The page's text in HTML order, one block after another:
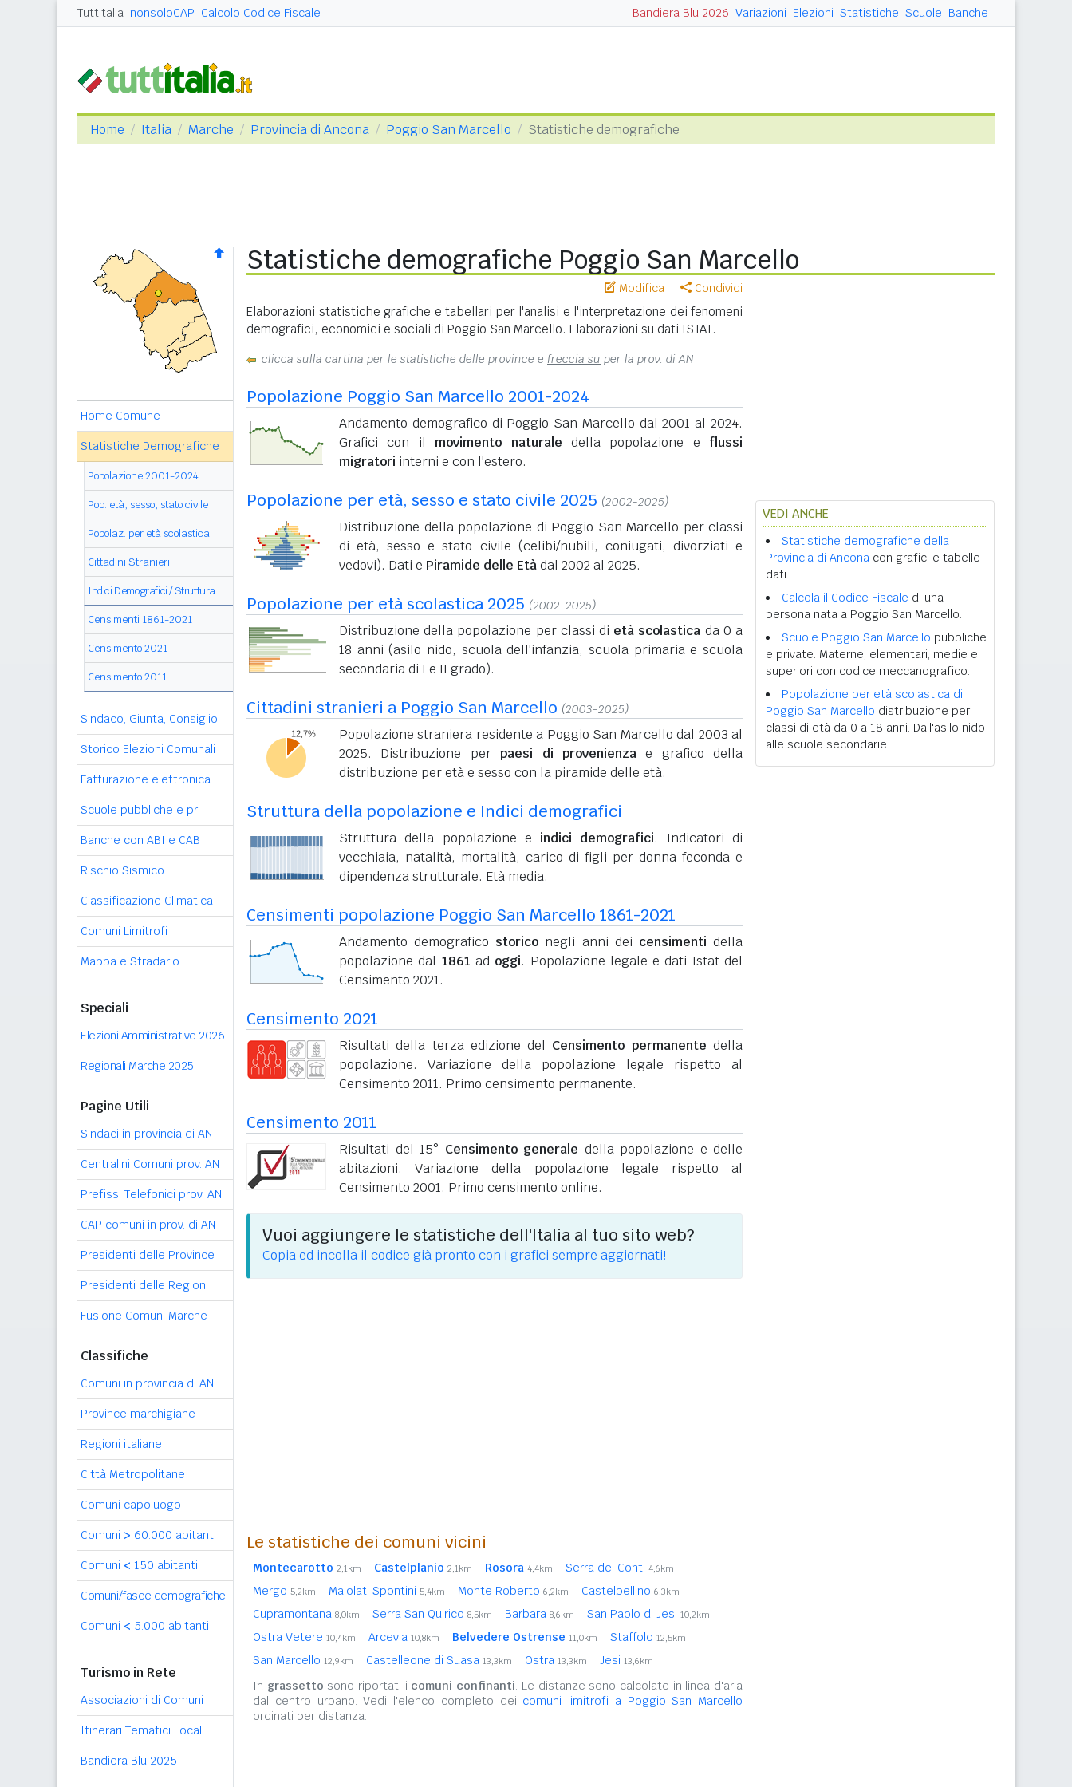
Tuttitalia nonsoloCAP Calcolo Codice Fiscale Bandiera Blu 2026 Variazioni Elezioni Statistiche Scuole Banche
Home Italia Marche Provincia di Ancona Poggio San Marcello Statistiche demografiche
Home Comune
Statistiche Demografiche
Popolazione 2001-2024
Pop. età, sesso, stato civile
Popolaz. per età scolastica
Cittadini Stranieri
Indici Demografici / Struttura
Censimenti 1861-2021
Censimento 2021
Censimento 2011
Sindaco, Giunta, Consiglio
Storico Elezioni Comunali
Fatturazione elettronica
Scuole pubbliche e pr.
Banche con ABI e CAB
Rischio Sismico
Classificazione Climatica
Comuni Limitrofi
Mappa e Stradario
Speciali
Elezioni Amministrative 2026
Regionali Marche 2025
Pagine Utili
Sindaci in provincia di AN
Centralini Comuni prov. AN
Prefissi Telefonici prov. AN
CAP comuni in prov. di AN
Presidenti delle Province
Presidenti delle Regioni
Fusione Comuni Marche
Classifiche
Comuni in provincia di AN
Province marchigiane
Regioni italiane
Città Metropolitane
Comuni capoluogo
Comuni > 60.000 abitanti
Comuni < 150 abitanti
Comuni/fasce demografiche
Comuni < 5.000 abitanti
Turismo in Rete
Associazioni di Comuni
Itinerari Tematici Locali
Bandiera Blu 2025
Statistiche demografiche Poggio San Marcello
Modifica Condividi
Elaborazioni statistiche grafiche e tabellari per l'analisi e l'interpretazione dei fenomeni
demografici, economici e sociali di Poggio San Marcello. Elaborazioni su dati ISTAT.
clicca sulla cartina per le statistiche delle province e freccia su per la prov. di AN
Popolazione Poggio San Marcello 2001-2024
Andamento demografico di Poggio San Marcello dal 2001 al 2024.
Grafici con il movimento naturale della popolazione e flussi
migratori interni e con l'estero.
Popolazione per età, sesso e stato civile 2025 (2002-2025)
Distribuzione della popolazione di Poggio San Marcello per classi
di età, sesso e stato civile (celibi/nubili, coniugati, divorziati e
vedovi). Dati e Piramide delle Etàdal 2002 al 2025.
Popolazione per età scolastica 2025 (2002-2025)
Distribuzione della popolazione per classi di età scolastica da 0 a
18 anni (asilo nido, scuola dell'infanzia, scuola primaria e scuola
secondaria di I e II grado).
Cittadini stranieri a Poggio San Marcello (2003-2025)
Popolazione straniera residente a Poggio San Marcello dal 2003 al
2025. Distribuzione perpaesi di provenienzae grafico della
distribuzione per età e sesso con la piramide delle età.
Struttura della popolazione e Indici demografici
Struttura della popolazione e indici demografici. Indicatori di
vecchiaia, natalità, mortalità, carico di figli per donna feconda e
dipendenza strutturale. Età media.
Censimenti popolazione Poggio San Marcello 1861-2021
Andamento demografico storico negli anni dei censimenti della
popolazione dal 1861 ad oggi. Popolazione legale e dati Istat del
Censimento 2021.
Censimento 2021
Risultati della terza edizione del Censimento permanente della
popolazione. Variazione della popolazione legale rispetto al
Censimento 2011. Primo censimento permanente.
Censimento 2011
Risultati del 15° Censimento generale della popolazione e delle
abitazioni. Variazione della popolazione legale rispetto al
Censimento 2001. Primo censimento online.
Vuoi aggiungere le statistiche dell'Italia al tuo sito web?
Copia ed incolla il codice già pronto con i grafici sempre aggiornati!
Le statistiche dei comuni vicini
Montecarotto 2,1km Castelplanio 2,1km Rosora 4,4km Serra de' Conti 4,6km
Mergo 5,2km Maiolati Spontini 5,4km Monte Roberto 6,2km Castelbellino 6,3km
Cupramontana 8,0km Serra San Quirico 8,5km Barbara 8,6km San Paolo di Jesi 10,2km
Ostra Vetere 10,4km Arcevia 10,8km Belvedere Ostrense 11,0km Staffolo 12,5km
San Marcello 12,9km Castelleone di Suasa 13,3km Ostra 13,3km Jesi 13,6km
In grassetto sono riportati i comuni confinanti. Le distanze sono calcolate in linea d'aria
dal centro urbano. Vedi l'elenco completo dei comuni limitrofi a Poggio San Marcello
ordinati per distanza.
VEDI ANCHE
Statistiche demografiche della
Provincia di Ancona con grafici e tabelle
dati.
Calcola il Codice Fiscale di una
persona nata a Poggio San Marcello.
Scuole Poggio San Marcello pubbliche
e private. Materne, elementari, medie e
superiori con codice meccanografico.
Popolazione per età scolastica di
Poggio San Marcello distribuzione per
classi di età da 0 a 18 anni. Dall'asilo nido
alle scuole secondarie.